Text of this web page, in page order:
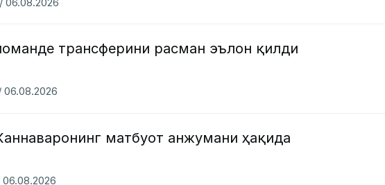
трансферини расман эълон қилди
06.08.2026
матбуот анжумани ҳақида
06.08.2026